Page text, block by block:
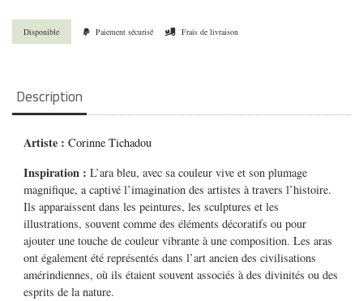
Disponible Paiement sécurisé Frais de livraison
Description
Artiste :Corinne Tichadou
Inspiration : L’ara bleu, avec sa couleur vive et son plumage
magnifique, a captivé l’imagination des artistes à travers l’histoire.
Ils apparaissent dans les peintures, les sculptures et les
illustrations, souvent comme des éléments décoratifs ou pour
ajouter une touche de couleur vibrante à une composition. Les aras
ont également été représentés dans l’art ancien des civilisations
amérindiennes, où ils étaient souvent associés à des divinités ou des
esprits de la nature.